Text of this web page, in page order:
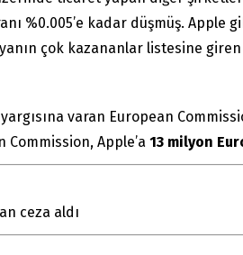
%0.005’e kadar düşmüş.
çok kazananlar listesine giren
varan European
Apple’a 13 milyon
ceza aldı